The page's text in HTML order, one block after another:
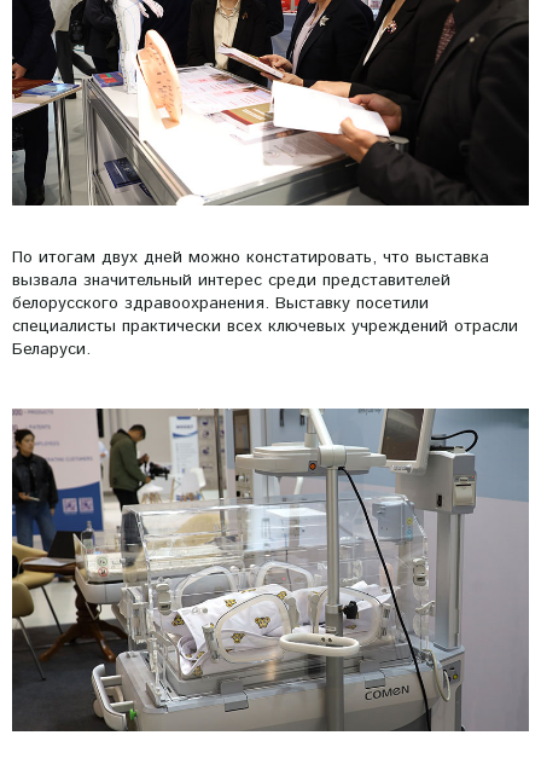
По итогам двух дней можно констатировать, что выставка
вызвала значительный интерес среди представителей
белорусского здравоохранения. Выставку посетили
специалисты практически всех ключевых учреждений отрасли
Беларуси.